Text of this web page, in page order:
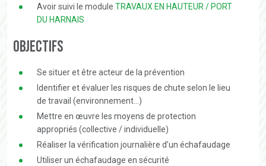
Avoir suivi le module TRAVAUX EN HAUTEUR / PORT
DU HARNAIS
Objectifs
Se situer et être acteur de la prévention
Identifier et évaluer les risques de chute selon le lieu
de travail (environnement…)
Mettre en œuvre les moyens de protection
appropriés (collective / individuelle)
Réaliser la vérification journalière d’un échafaudage
Utiliser un échafaudage en sécurité